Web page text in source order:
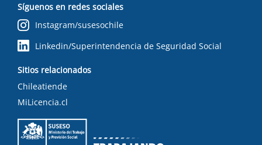
Síguenos en redes sociales
Instagram/susesochile
Linkedin/Superintendencia de Seguridad Social
Sitios relacionados
Chileatiende
MiLicencia.cl